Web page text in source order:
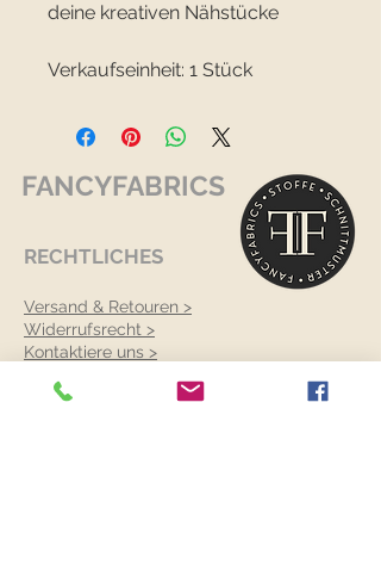
deine kreativen Nähstücke
Verkaufseinheit: 1 Stück
FANCYFABRICS
RECHTLICHES
Versand & Retouren >
Widerrufsrecht >
Kontaktiere uns >
AGB >